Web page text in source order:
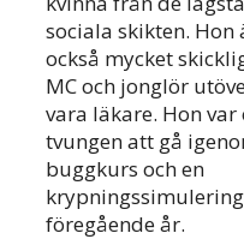
sociala skikten. Hon
också mycket
MC och jonglör
vara läkare. Hon var
tvungen att gå
buggkurs och en
föregående år.